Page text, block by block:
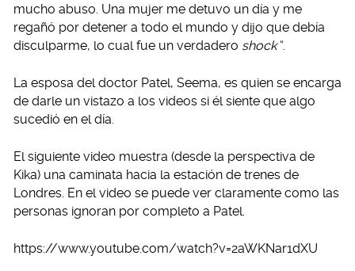
mucho abuso. Una mujer me detuvo un día y me
regañó por detener a todo el mundo y dijo que debía
disculparme, lo cual fue un verdadero shock “.
La esposa del doctor Patel, Seema, es quien se encarga
de darle un vistazo a los videos si él siente que algo
sucedió en el día.
El siguiente video muestra (desde la perspectiva de
Kika) una caminata hacia la estación de trenes de
Londres. En el video se puede ver claramente como las
personas ignoran por completo a Patel.
https://www.youtube.com/watch?v=2aWKNar1dXU